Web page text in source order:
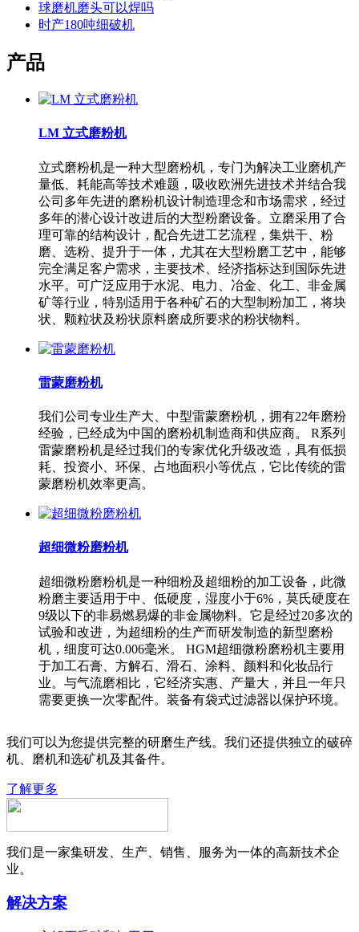
球磨机磨头可以焊吗
时产180吨细破机
产品
LM 立式磨粉机
立式磨粉机是一种大型磨粉机，专门为解决工业磨机产
量低、耗能高等技术难题，吸收欧洲先进技术并结合我
公司多年先进的磨粉机设计制造理念和市场需求，经过
多年的潜心设计改进后的大型粉磨设备。立磨采用了合
理可靠的结构设计，配合先进工艺流程，集烘干、粉
磨、选粉、提升于一体，尤其在大型粉磨工艺中，能够
完全满足客户需求，主要技术、经济指标达到国际先进
水平。可广泛应用于水泥、电力、冶金、化工、非金属
矿等行业，特别适用于各种矿石的大型制粉加工，将块
状、颗粒状及粉状原料磨成所要求的粉状物料。
雷蒙磨粉机
我们公司专业生产大、中型雷蒙磨粉机，拥有22年磨粉
经验，已经成为中国的磨粉机制造商和供应商。 R系列
雷蒙磨粉机是经过我们的专家优化升级改造，具有低损
耗、投资小、环保、占地面积小等优点，它比传统的雷
蒙磨粉机效率更高。
超细微粉磨粉机
超细微粉磨粉机是一种细粉及超细粉的加工设备，此微
粉磨主要适用于中、低硬度，湿度小于6%，莫氏硬度在
9级以下的非易燃易爆的非金属物料。它是经过20多次的
试验和改进，为超细粉的生产而研发制造的新型磨粉
机，细度可达0.006毫米。 HGM超细微粉磨粉机主要用
于加工石膏、方解石、滑石、涂料、颜料和化妆品行
业。与气流磨相比，它经济实惠、产量大，并且一年只
需要更换一次零配件。装备有袋式过滤器以保护环境。
我们可以为您提供完整的研磨生产线。我们还提供独立的破碎
机、磨机和选矿机及其备件。
了解更多
我们是一家集研发、生产、销售、服务为一体的高新技术企
业。
解决方案